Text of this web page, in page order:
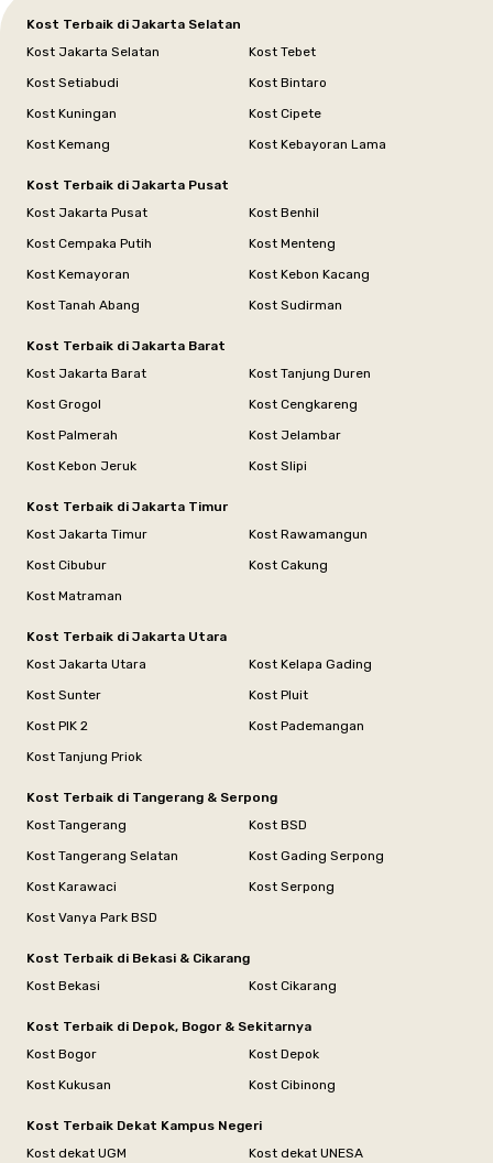
Kost Terbaik di Jakarta Selatan
Kost Jakarta Selatan
Kost Tebet
Kost Setiabudi
Kost Bintaro
Kost Kuningan
Kost Cipete
Kost Kemang
Kost Kebayoran Lama
Kost Terbaik di Jakarta Pusat
Kost Jakarta Pusat
Kost Benhil
Kost Cempaka Putih
Kost Menteng
Kost Kemayoran
Kost Kebon Kacang
Kost Tanah Abang
Kost Sudirman
Kost Terbaik di Jakarta Barat
Kost Jakarta Barat
Kost Tanjung Duren
Kost Grogol
Kost Cengkareng
Kost Palmerah
Kost Jelambar
Kost Kebon Jeruk
Kost Slipi
Kost Terbaik di Jakarta Timur
Kost Jakarta Timur
Kost Rawamangun
Kost Cibubur
Kost Cakung
Kost Matraman
Kost Terbaik di Jakarta Utara
Kost Jakarta Utara
Kost Kelapa Gading
Kost Sunter
Kost Pluit
Kost PIK 2
Kost Pademangan
Kost Tanjung Priok
Kost Terbaik di Tangerang & Serpong
Kost Tangerang
Kost BSD
Kost Tangerang Selatan
Kost Gading Serpong
Kost Karawaci
Kost Serpong
Kost Vanya Park BSD
Kost Terbaik di Bekasi & Cikarang
Kost Bekasi
Kost Cikarang
Kost Terbaik di Depok, Bogor & Sekitarnya
Kost Bogor
Kost Depok
Kost Kukusan
Kost Cibinong
Kost Terbaik Dekat Kampus Negeri
Kost dekat UGM
Kost dekat UNESA